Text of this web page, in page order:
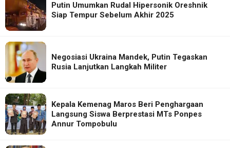
Putin Umumkan Rudal Hipersonik Oreshnik
Siap Tempur Sebelum Akhir 2025
Negosiasi Ukraina Mandek, Putin Tegaskan
Rusia Lanjutkan Langkah Militer
Kepala Kemenag Maros Beri Penghargaan
Langsung Siswa Berprestasi MTs Ponpes
Annur Tompobulu